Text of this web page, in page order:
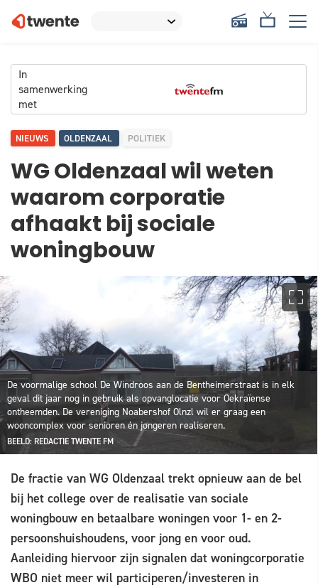
In
samenwerking
met
NIEUWS OLDENZAAL POLITIEK
WG Oldenzaal wil weten
waarom corporatie
afhaakt bij sociale
woningbouw
De voormalige school De Windroos aan de Bentheimerstraat is in elk
geval dit jaar nog in gebruik als opvanglocatie voor Oekraïense
ontheemden. De vereniging Noabershof Olnzl wil er graag een
wooncomplex voor senioren én jongeren realiseren.
BEELD: REDACTIE TWENTE FM
De fractie van WG Oldenzaal trekt opnieuw aan de bel
bij het college over de realisatie van sociale
woningbouw en betaalbare woningen voor 1- en 2-
persoonshuishoudens, voor jong en voor oud.
Aanleiding hiervoor zijn signalen dat woningcorporatie
WBO niet meer wil participeren/investeren in